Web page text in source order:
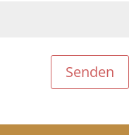
Senden